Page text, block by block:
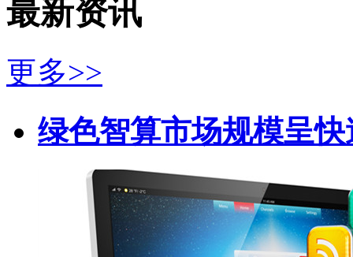
最新资讯
更多>>
绿色智算市场规模呈